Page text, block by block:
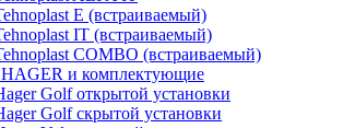
E (встраиваемый)
IT (встраиваемый)
COMBO (встраиваемый)
и комплектующие
Golf открытой установки
Golf скрытой установки